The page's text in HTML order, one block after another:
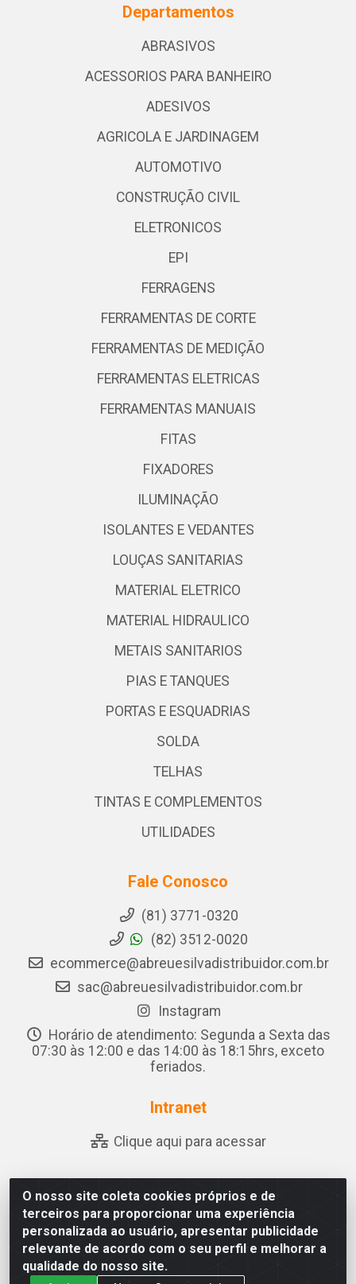
O nosso site coleta cookies próprios e de
terceiros para proporcionar uma experiência
personalizada ao usuário, apresentar publicidade
relevante de acordo com o seu perfil e melhorar a
qualidade do nosso site.
Departamentos
ABRASIVOS
ACESSORIOS PARA BANHEIRO
ADESIVOS
AGRICOLA E JARDINAGEM
AUTOMOTIVO
CONSTRUÇÃO CIVIL
ELETRONICOS
EPI
FERRAGENS
FERRAMENTAS DE CORTE
FERRAMENTAS DE MEDIÇÃO
FERRAMENTAS ELETRICAS
FERRAMENTAS MANUAIS
FITAS
FIXADORES
ILUMINAÇÃO
ISOLANTES E VEDANTES
LOUÇAS SANITARIAS
MATERIAL ELETRICO
MATERIAL HIDRAULICO
METAIS SANITARIOS
PIAS E TANQUES
PORTAS E ESQUADRIAS
SOLDA
TELHAS
TINTAS E COMPLEMENTOS
UTILIDADES
Fale Conosco
(81) 3771-0320
(82) 3512-0020
ecommerce@abreuesilvadistribuidor.com.br
sac@abreuesilvadistribuidor.com.br
Instagram
Horário de atendimento: Segunda a Sexta das
07:30 às 12:00 e das 14:00 às 18:15hrs, exceto
feriados.
Intranet
Clique aqui para acessar
Abreu & Silva - Rua Padre Jose de Souza Leite, 265 - Ariado,
Olho D'Água das Flores/AL - CEP 57.442-000 - CNPJ
04.790.656/0001-06